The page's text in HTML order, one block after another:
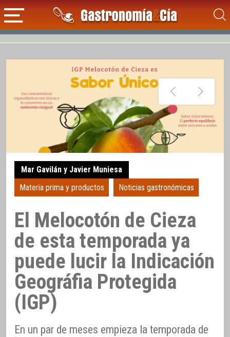
Mar Gavilán y Javier Muniesa
Materia prima y productos
Noticias gastronómicas
El Melocotón de Cieza
de esta temporada ya
puede lucir la Indicación
Geográfia Protegida
(IGP)
En un par de meses empieza la temporada de